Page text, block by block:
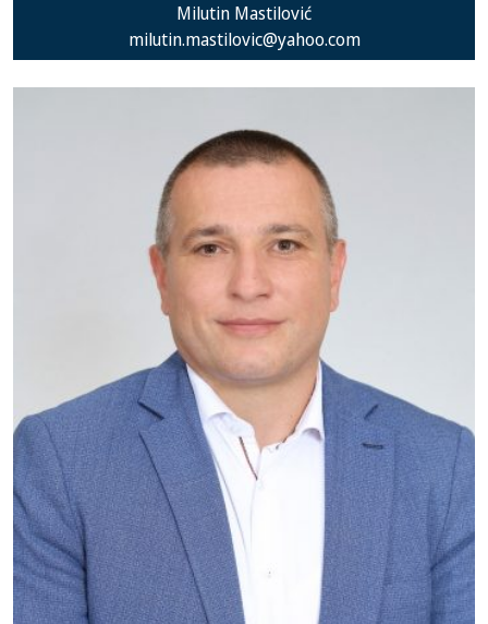
Milutin Mastilović
milutin.mastilovic@yahoo.com